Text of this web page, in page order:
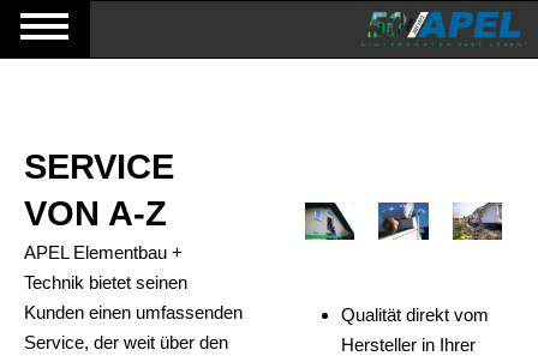
SERVICE
VON A-Z
APEL Elementbau +
Technik bietet seinen
Kunden einen umfassenden
Service, der weit über den
Qualität direkt vom
Hersteller in Ihrer